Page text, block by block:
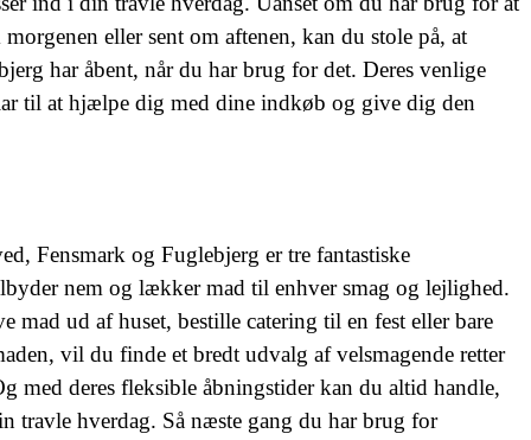
eller sent om aftenen, kan du stole på, at
har åbent, når du har brug for det. Deres venlige
til at hjælpe dig med dine indkøb og give dig den
Fensmark og Fuglebjerg er tre fantastiske
nem og lækker mad til enhver smag og lejlighed.
mad ud af huset, bestille catering til en fest eller bare
vil du finde et bredt udvalg af velsmagende retter
med deres fleksible åbningstider kan du altid handle,
travle hverdag. Så næste gang du har brug for